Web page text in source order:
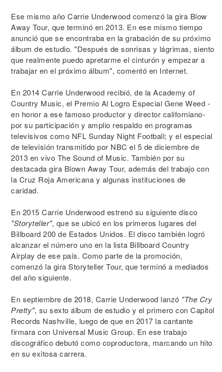
Ese mismo año Carrie Underwood comenzó la gira Blow
Away Tour, que terminó en 2013. En ese mismo tiempo
anunció que se encontraba en la grabación de su próximo
álbum de estudio. "Después de sonrisas y lágrimas, siento
que realmente puedo apretarme el cinturón y empezar a
trabajar en el próximo álbum", comentó en Internet.
En 2014 Carrie Underwood recibió, de la Academy of
Country Music, el Premio Al Logro Especial Gene Weed -
en honor a ese famoso productor y director californiano-
por su participación y amplio respaldo en programas
televisivos como NFL Sunday Night Football; y el especial
de televisión transmitido por NBC el 5 de diciembre de
2013 en vivo The Sound of Music. También por su
destacada gira Blown Away Tour, además del trabajo con
la Cruz Roja Americana y algunas instituciones de
caridad.
En 2015 Carrie Underwood estrenó su siguiente disco
"Storyteller", que se ubicó en los primeros lugares del
Billboard 200 de Estados Unidos. El disco también logró
alcanzar el número uno en la lista Billboard Country
Airplay de ese país. Como parte de la promoción,
comenzó la gira Storyteller Tour, que terminó a mediados
del año siguiente.
En septiembre de 2018, Carrie Underwood lanzó "The Cry
Pretty", su sexto álbum de estudio y el primero con Capitol
Records Nashville, luego de que en 2017 la cantante
firmara con Universal Music Group. En ese trabajo
discográfico debutó como coproductora, marcando un hito
en su exitosa carrera.